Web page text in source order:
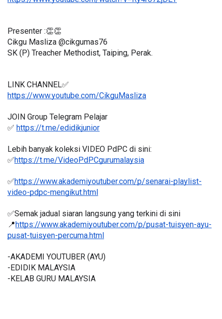
Presenter :👏👏
Cikgu Masliza @cikgumas76
SK (P) Treacher Methodist, Taiping, Perak.
LINK CHANNEL✅
https://www.youtube.com/CikguMasliza
JOIN Group Telegram Pelajar
✅ https://t.me/edidikjunior
Lebih banyak koleksi VIDEO PdPC di sini:
✅https://t.me/VideoPdPCgurumalaysia
✅https://www.akademiyoutuber.com/p/senarai-playlist-
video-pdpc-mengikut.html
✅Semak jadual siaran langsung yang terkini di sini
📍https://www.akademiyoutuber.com/p/pusat-tuisyen-ayu-
pusat-tuisyen-percuma.html
-AKADEMI YOUTUBER (AYU)
-EDIDIK MALAYSIA
-KELAB GURU MALAYSIA